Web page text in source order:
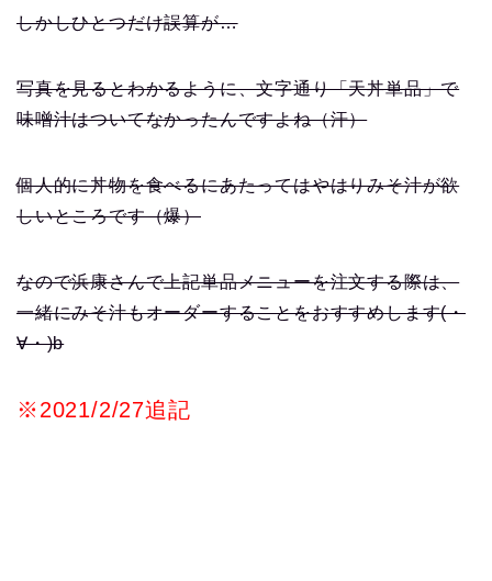
しかしひとつだけ誤算が…
写真を見るとわかるように、文字通り「天丼単品」で
味噌汁はついてなかったんですよね（汗）
個人的に丼物を食べるにあたってはやはりみそ汁が欲
しいところです（爆）
なので浜康さんで上記単品メニューを注文する際は、
一緒にみそ汁もオーダーすることをおすすめします(・
∀・)b
※2021/2/27追記